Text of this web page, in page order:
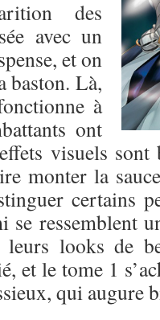
des
avec un
et on
baston. Là,
à
ont
visuels sont
monter la
certains
ressemblent
leurs looks de
et le tome 1
qui augure